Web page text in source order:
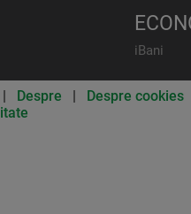
iBani
| Despre | Despre cookies